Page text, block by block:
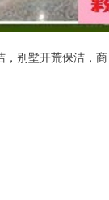
，别墅开荒保洁，商